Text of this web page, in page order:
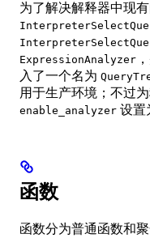
为了解决解释器中现
ExpressionAnalyzer
入了一个名为
用于生产环境；不过
enable_analyzer 设置
函数
函数分为普通函数和